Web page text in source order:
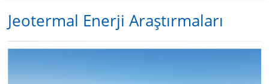
Jeotermal Enerji Araştırmaları